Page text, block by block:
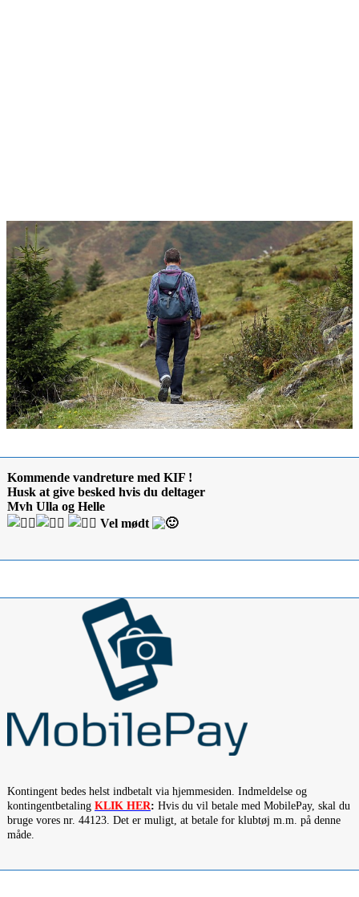
Kommende vandreture med KIF !
Husk at give besked hvis du deltager
Mvh Ulla og Helle
Vel mødt
Kontingent bedes helst indbetalt via hjemmesiden. Indmeldelse og
kontingentbetaling KLIK HER: Hvis du vil betale med MobilePay, skal du
bruge vores nr. 44123. Det er muligt, at betale for klubtøj m.m. på denne
måde.